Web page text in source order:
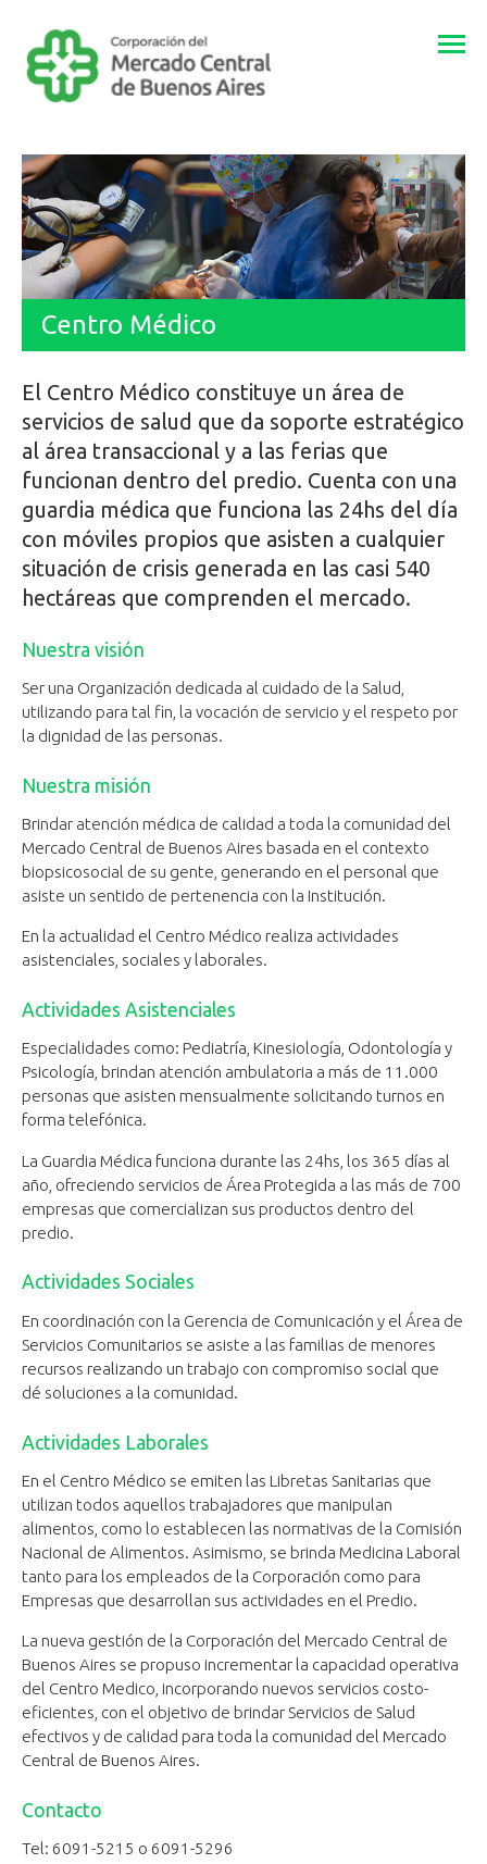
Centro Médico
El Centro Médico constituye un área de
servicios de salud que da soporte estratégico
al área transaccional y a las ferias que
funcionan dentro del predio. Cuenta con una
guardia médica que funciona las 24hs del día
con móviles propios que asisten a cualquier
situación de crisis generada en las casi 540
hectáreas que comprenden el mercado.
Nuestra visión
Ser una Organización dedicada al cuidado de la Salud,
utilizando para tal fin, la vocación de servicio y el respeto por
la dignidad de las personas.
Nuestra misión
Brindar atención médica de calidad a toda la comunidad del
Mercado Central de Buenos Aires basada en el contexto
biopsicosocial de su gente, generando en el personal que
asiste un sentido de pertenencia con la Institución.
En la actualidad el Centro Médico realiza actividades
asistenciales, sociales y laborales.
Actividades Asistenciales
Especialidades como: Pediatría, Kinesiología, Odontología y
Psicología, brindan atención ambulatoria a más de 11.000
personas que asisten mensualmente solicitando turnos en
forma telefónica.
La Guardia Médica funciona durante las 24hs, los 365 días al
año, ofreciendo servicios de Área Protegida a las más de 700
empresas que comercializan sus productos dentro del
predio.
Actividades Sociales
En coordinación con la Gerencia de Comunicación y el Área de
Servicios Comunitarios se asiste a las familias de menores
recursos realizando un trabajo con compromiso social que
dé soluciones a la comunidad.
Actividades Laborales
En el Centro Médico se emiten las Libretas Sanitarias que
utilizan todos aquellos trabajadores que manipulan
alimentos, como lo establecen las normativas de la Comisión
Nacional de Alimentos. Asimismo, se brinda Medicina Laboral
tanto para los empleados de la Corporación como para
Empresas que desarrollan sus actividades en el Predio.
La nueva gestión de la Corporación del Mercado Central de
Buenos Aires se propuso incrementar la capacidad operativa
del Centro Medico, incorporando nuevos servicios costo-
eficientes, con el objetivo de brindar Servicios de Salud
efectivos y de calidad para toda la comunidad del Mercado
Central de Buenos Aires.
Contacto
Tel: 6091-5215 o 6091-5296